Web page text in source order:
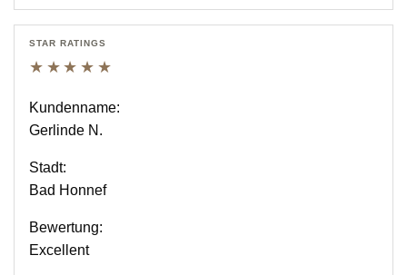
STAR RATINGS
★★★★★
Kundenname:
Gerlinde N.
Stadt:
Bad Honnef
Bewertung:
Excellent